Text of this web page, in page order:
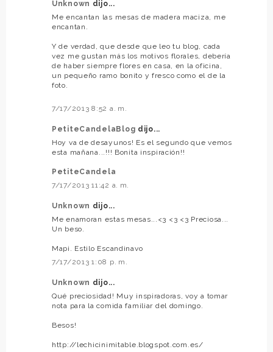
Unknown dijo...
Me encantan las mesas de madera maciza, me
encantan.
Y de verdad, que desde que leo tu blog, cada
vez me gustan más los motivos florales, debería
de haber siempre flores en casa, en la oficina,
un pequeño ramo bonito y fresco como el de la
foto.
7/17/2013 8:52 a. m.
PetiteCandelaBlog dijo...
Hoy va de desayunos! Es el segundo que vemos
esta mañana...!!! Bonita inspiración!!
PetiteCandela
7/17/2013 11:42 a. m.
Unknown dijo...
Me enamoran estas mesas...<3 <3 <3 Preciosa...
Un beso.
Mapi. Estilo Escandinavo
7/17/2013 1:08 p. m.
Unknown dijo...
Qué preciosidad! Muy inspiradoras, voy a tomar
nota para la comida familiar del domingo.
Besos!
http://lechicinimitable.blogspot.com.es/